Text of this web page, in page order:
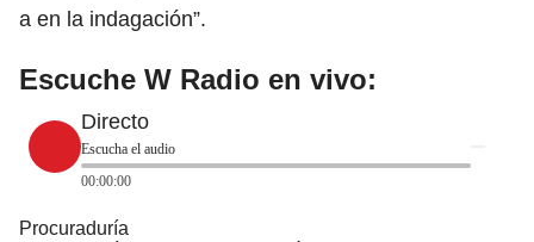
a en la indagación”.
Escuche W Radio en vivo:
Directo
Escucha el audio
00:00:00
Procuraduría